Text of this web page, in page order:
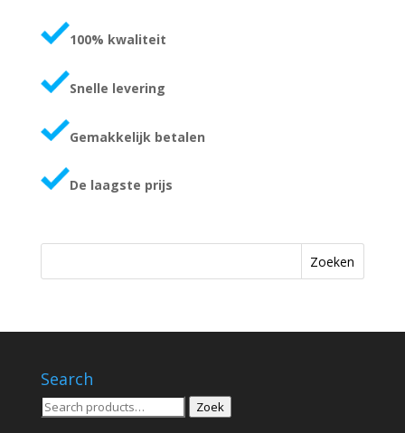
100% kwaliteit
Snelle levering
Gemakkelijk betalen
De laagste prijs
Zoeken
Search
Zoeken
Zoek